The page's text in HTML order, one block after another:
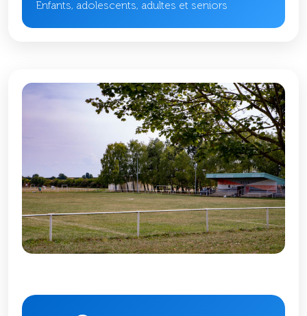
Enfants, adolescents, adultes et seniors